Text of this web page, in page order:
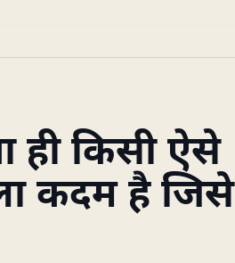
ही किसी ऐसे
कदम है जिसे